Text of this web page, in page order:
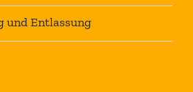
und Entlassung